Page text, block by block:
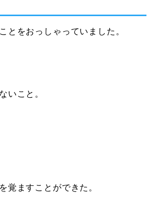
とをおっしゃっていました。
いこと。
覚ますことができた。